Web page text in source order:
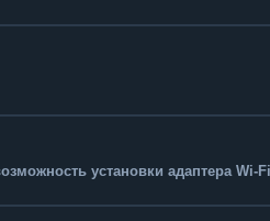
установки адаптера Wi-